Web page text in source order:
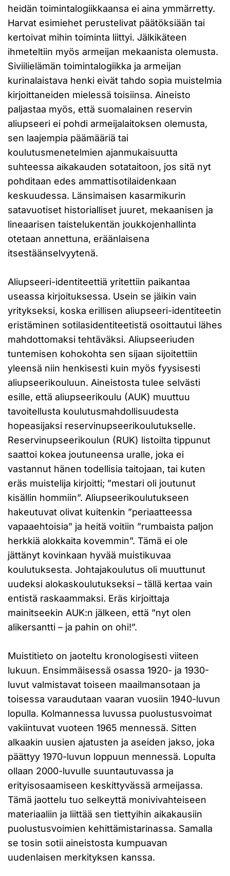
heidän toimintalogiikkaansa ei aina ymmärretty.
Harvat esimiehet perustelivat päätöksiään tai
kertoivat mihin toiminta liittyi. Jälkikäteen
ihmeteltiin myös armeijan mekaanista olemusta.
Siviilielämän toimintalogiikka ja armeijan
kurinalaistava henki eivät tahdo sopia muistelmia
kirjoittaneiden mielessä toisiinsa. Aineisto
paljastaa myös, että suomalainen reservin
aliupseeri ei pohdi armeijalaitoksen olemusta,
sen laajempia päämääriä tai
koulutusmenetelmien ajanmukaisuutta
suhteessa aikakauden sotataitoon, jos sitä nyt
pohditaan edes ammattisotilaidenkaan
keskuudessa. Länsimaisen kasarmikurin
satavuotiset historialliset juuret, mekaanisen ja
lineaarisen taistelukentän joukkojenhallinta
otetaan annettuna, eräänlaisena
itsestäänselvyytenä.
Aliupseeri-identiteettiä yritettiin paikantaa
useassa kirjoituksessa. Usein se jäikin vain
yritykseksi, koska erillisen aliupseeri-identiteetin
eristäminen sotilasidentiteetistä osoittautui lähes
mahdottomaksi tehtäväksi. Aliupseeriuden
tuntemisen kohokohta sen sijaan sijoitettiin
yleensä niin henkisesti kuin myös fyysisesti
aliupseerikouluun. Aineistosta tulee selvästi
esille, että aliupseerikoulu (AUK) muuttuu
tavoitellusta koulutusmahdollisuudesta
hopeasijaksi reservinupseerikoulutukselle.
Reservinupseerikoulun (RUK) listoilta tippunut
saattoi kokea joutuneensa uralle, joka ei
vastannut hänen todellisia taitojaan, tai kuten
eräs muistelija kirjoitti; ”mestari oli joutunut
kisällin hommiin”. Aliupseerikoulutukseen
hakeutuvat olivat kuitenkin ”periaatteessa
vapaaehtoisia” ja heitä voitiin ”rumbaista paljon
herkkiä alokkaita kovemmin”. Tämä ei ole
jättänyt kovinkaan hyvää muistikuvaa
koulutuksesta. Johtajakoulutus oli muuttunut
uudeksi alokaskoulutukseksi – tällä kertaa vain
entistä raskaammaksi. Eräs kirjoittaja
mainitseekin AUK:n jälkeen, että ”nyt olen
alikersantti – ja pahin on ohi!”.
Muistitieto on jaoteltu kronologisesti viiteen
lukuun. Ensimmäisessä osassa 1920- ja 1930-
luvut valmistavat toiseen maailmansotaan ja
toisessa varaudutaan vaaran vuosiin 1940-luvun
lopulla. Kolmannessa luvussa puolustusvoimat
vakiintuvat vuoteen 1965 mennessä. Sitten
alkaakin uusien ajatusten ja aseiden jakso, joka
päättyy 1970-luvun loppuun mennessä. Lopulta
ollaan 2000-luvulle suuntautuvassa ja
erityisosaamiseen keskittyvässä armeijassa.
Tämä jaottelu tuo selkeyttä monivivahteiseen
materiaaliin ja liittää sen tiettyihin aikakausiin
puolustusvoimien kehittämistarinassa. Samalla
se tosin sotii aineistosta kumpuavan
uudenlaisen merkityksen kanssa.